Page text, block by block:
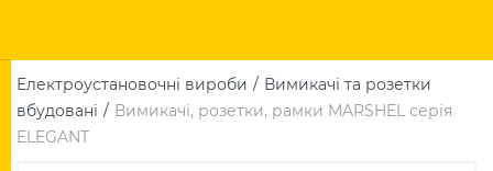
Електроустановочні вироби
Вимикачі та розетки
вбудовані
Вимикачі, розетки, рамки MARSHEL серія
ELEGANT